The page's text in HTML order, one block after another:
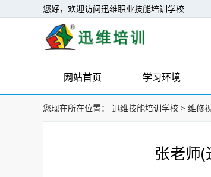
您好，欢迎访问迅维职业技能培训学校
网站首页 学习环境
您现在所在位置： 迅维技能培训学校 > 维修
张老师(